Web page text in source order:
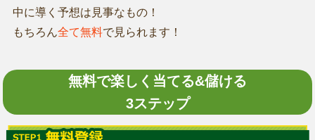
中に導く予想は見事なもの！
もちろん全て無料で見られます！
無料で楽しく当てる&儲ける
3ステップ